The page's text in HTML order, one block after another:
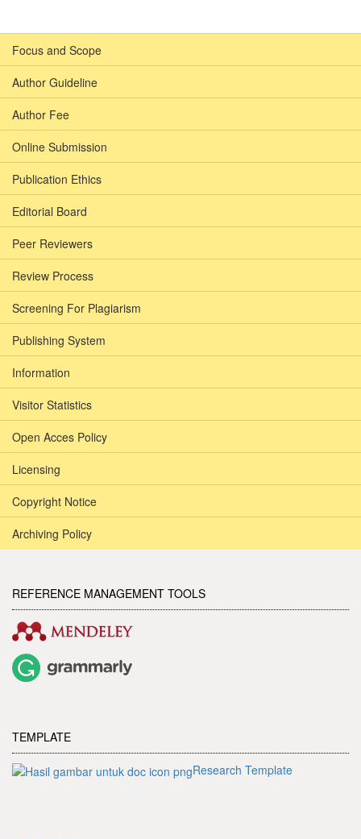
Focus and Scope
Author Guideline
Author Fee
Online Submission
Publication Ethics
Editorial Board
Peer Reviewers
Review Process
Screening For Plagiarism
Publishing System
Information
Visitor Statistics
Open Acces Policy
Licensing
Copyright Notice
Archiving Policy
REFERENCE MANAGEMENT TOOLS
TEMPLATE
Research Template